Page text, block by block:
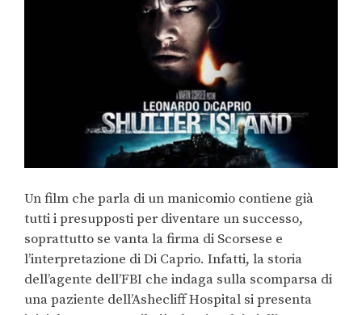
Un film che parla di un manicomio contiene già
tutti i presupposti per diventare un successo,
soprattutto se vanta la firma di Scorsese e
l’interpretazione di Di Caprio. Infatti, la storia
dell’agente dell’FBI che indaga sulla scomparsa di
una paziente dell’Ashecliff Hospital si presenta